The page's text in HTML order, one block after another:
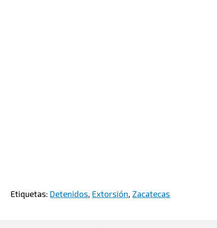
Etiquetas: Detenidos Extorsión Zacatecas